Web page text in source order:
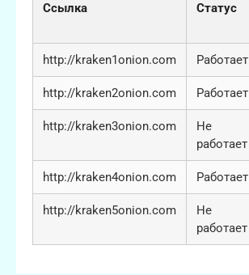
Ссылка Статус
http://kraken1onion.com Работает
http://kraken2onion.com Работает
http://kraken3onion.com
Не
работает
http://kraken4onion.com Работает
http://kraken5onion.com
Не
работает